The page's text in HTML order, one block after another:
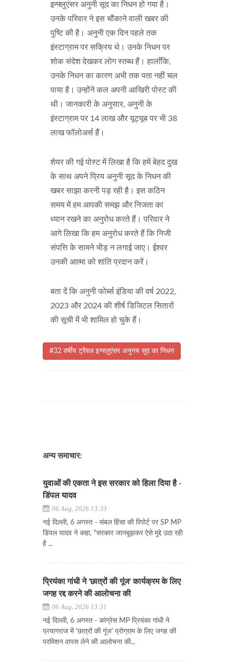
इन्फ्लुएंसर अनुनी सूद का निधन हो गया है।
उनके परिवार ने इस चौंकाने वाली खबर की
पुष्टि की है। अनुनी एक दिन पहले तक
इंस्टाग्राम पर सक्रिय थे। उनके निधन पर
शोक संदेश देखकर लोग स्तब्ध हैं। हालाँकि,
उनके निधन का कारण अभी तक पता नहीं चल
पाया है। उन्होंने कल अपनी आखिरी पोस्ट की
थी। जानकारी के अनुसार, अनुनी के
इंस्टाग्राम पर 14 लाख और यूट्यूब पर भी 38
लाख फॉलोअर्स हैं।
शेयर की गई पोस्ट में लिखा है कि हमें बेहद दुख
के साथ अपने प्रिय अनुनी सूद के निधन की
खबर साझा करनी पड़ रही है। इस कठिन
समय में हम आपकी समझ और निजता का
ध्यान रखने का अनुरोध करते हैं। परिवार ने
आगे लिखा कि हम अनुरोध करते हैं कि निजी
संपत्ति के सामने भीड़ न लगाई जाए। ईश्वर
उनकी आत्मा को शांति प्रदान करें।
बता दें कि अनुनी फोर्ब्स इंडिया की वर्ष 2022,
2023 और 2024 की शीर्ष डिजिटल सितारों
की सूची में भी शामिल हो चुके हैं।
#32 वर्षीय ट्रैवल इन्फ्लुएंसर अनुनय सूद का निधन
अन्य समाचार:
युवाओं की एकता ने इस सरकार को हिला दिया है -
डिंपल यादव
06 Aug, 2026 13:33
नई दिल्ली, 6 अगस्त - संबल हिंसा की रिपोर्ट पर SP MP
डिंपल यादव ने कहा, "सरकार जानबूझकर ऐसे मुद्दे उठा रही
है ...
प्रियंका गांधी ने 'छात्रों की गूंज' कार्यक्रम के लिए
जगह रद्द करने की आलोचना की
06 Aug, 2026 13:31
नई दिल्ली, 6 अगस्त - कांग्रेस MP प्रियंका गांधी ने
प्रयागराज में 'छात्रों की गूंज' प्रोग्राम के लिए जगह की
परमिशन वापस लेने की आलोचना की...